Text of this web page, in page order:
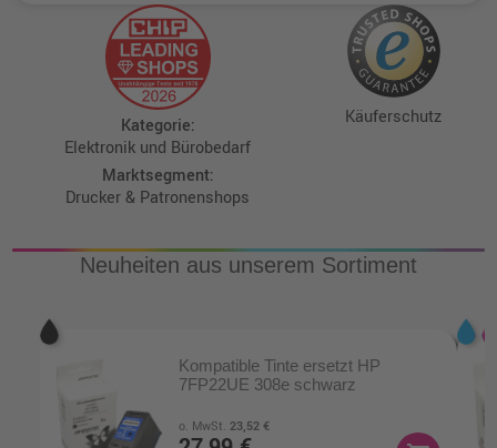
Kategorie:
Elektronik und Bürobedarf
Marktsegment:
Drucker & Patronenshops
Käuferschutz
Neuheiten aus unserem Sortiment
Kompatible Tinte ersetzt HP
7FP22UE 308e schwarz
o. MwSt. 23,52 €